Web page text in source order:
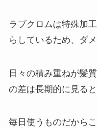
ラブクロムは特殊加
らしているため、ダ
日々の積み重ねが髪
の差は長期的に見る
毎日使うものだから